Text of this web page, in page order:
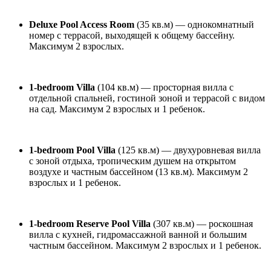
Deluxe Pool Access Room (35 кв.м) — однокомнатный
номер с террасой, выходящей к общему бассейну.
Максимум 2 взрослых.
1-bedroom Villa (104 кв.м) — просторная вилла с
отдельной спальней, гостиной зоной и террасой с видом
на сад. Максимум 2 взрослых и 1 ребенок.
1-bedroom Pool Villa (125 кв.м) — двухуровневая вилла
с зоной отдыха, тропическим душем на открытом
воздухе и частным бассейном (13 кв.м). Максимум 2
взрослых и 1 ребенок.
1-bedroom Reserve Pool Villa (307 кв.м) — роскошная
вилла с кухней, гидромассажной ванной и большим
частным бассейном. Максимум 2 взрослых и 1 ребенок.